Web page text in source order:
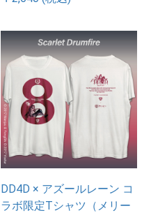
DD4D × アズールレーン コ
ラボ限定Tシャツ（メリー